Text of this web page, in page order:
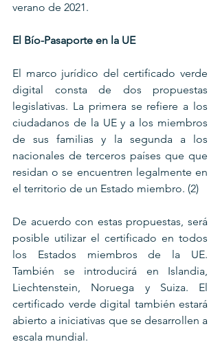
verano de 2021.
El Bío-Pasaporte en la UE
El marco jurídico del certificado verde
digital consta de dos propuestas
legislativas. La primera se refiere a los
ciudadanos de la UE y a los miembros
de sus familias y la segunda a los
nacionales de terceros países que que
residan o se encuentren legalmente en
el territorio de un Estado miembro. (2)
De acuerdo con estas propuestas, será
posible utilizar el certificado en todos
los Estados miembros de la UE.
También se introducirá en Islandia,
Liechtenstein, Noruega y Suiza. El
certificado verde digital también estará
abierto a iniciativas que se desarrollen a
escala mundial.